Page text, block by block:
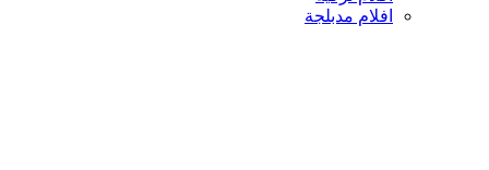
افلام مدبلجة